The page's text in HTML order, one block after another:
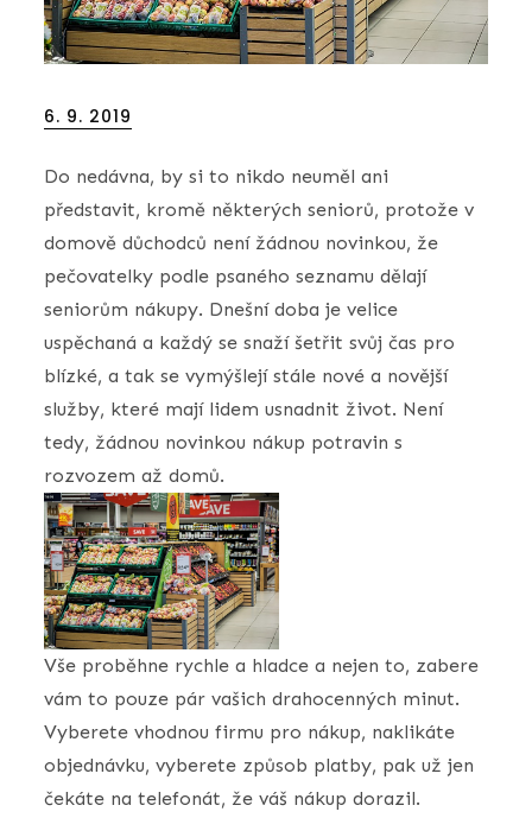
Posted
6. 9. 2019
Do nedávna, by si to nikdo neuměl ani
představit, kromě některých seniorů, protože v
domově důchodců není žádnou novinkou, že
pečovatelky podle psaného seznamu dělají
seniorům nákupy. Dnešní doba je velice
uspěchaná a každý se snaží šetřit svůj čas pro
blízké, a tak se vymýšlejí stále nové a novější
služby, které mají lidem usnadnit život. Není
tedy, žádnou novinkou nákup potravin s
rozvozem až domů.
Vše proběhne rychle a hladce a nejen to, zabere
vám to pouze pár vašich drahocenných minut.
Vyberete vhodnou firmu pro nákup, naklikáte
objednávku, vyberete způsob platby, pak už jen
čekáte na telefonát, že váš nákup dorazil.